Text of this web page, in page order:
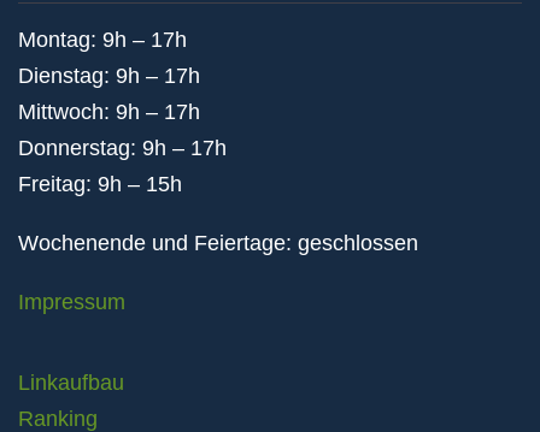
Montag: 9h – 17h
Dienstag: 9h – 17h
Mittwoch: 9h – 17h
Donnerstag: 9h – 17h
Freitag: 9h – 15h
Wochenende und Feiertage: geschlossen
Impressum
Linkaufbau
Ranking